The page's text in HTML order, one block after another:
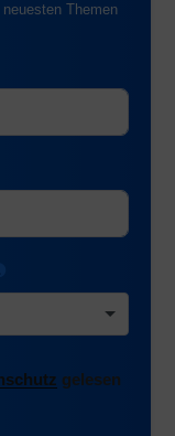
Themen
gelesen